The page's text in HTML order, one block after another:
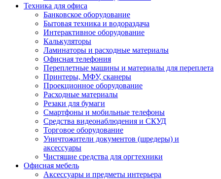
Техника для офиса
Банковское оборудование
Бытовая техника и водораздача
Интерактивное оборудование
Калькуляторы
Ламинаторы и расходные материалы
Офисная телефония
Переплетные машины и материалы для переплета
Принтеры, МФУ, сканеры
Проекционное оборудование
Расходные материалы
Резаки для бумаги
Смартфоны и мобильные телефоны
Средства видеонаблюдения и СКУД
Торговое оборудование
Уничтожители документов (шредеры) и
аксессуары
Чистящие средства для оргтехники
Офисная мебель
Аксессуары и предметы интерьера